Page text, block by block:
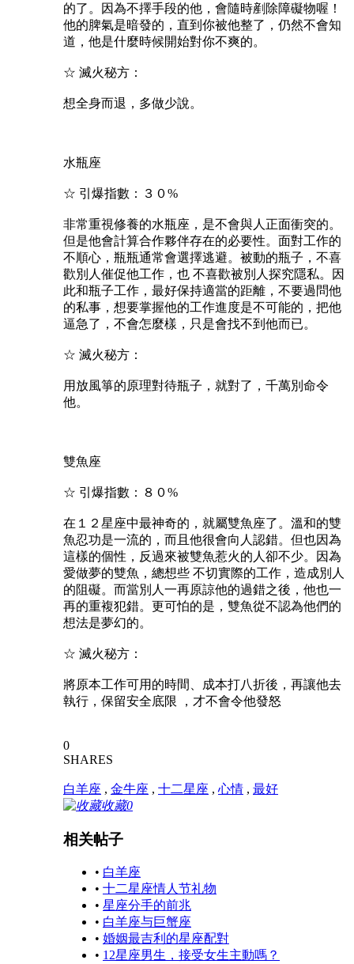
的了。因為不擇手段的他，會隨時剷除障礙物喔！
他的脾氣是暗發的，直到你被他整了，仍然不會知
道，他是什麼時候開始對你不爽的。
☆ 滅火秘方：
想全身而退，多做少說。
水瓶座
☆ 引爆指數：３０%
非常重視修養的水瓶座，是不會與人正面衝突的。
但是他會計算合作夥伴存在的必要性。面對工作的
不順心，瓶瓶通常會選擇逃避。被動的瓶子，不喜
歡別人催促他工作，也 不喜歡被別人探究隱私。因
此和瓶子工作，最好保持適當的距離，不要過問他
的私事，想要掌握他的工作進度是不可能的，把他
逼急了，不會怎麼樣，只是會找不到他而已。
☆ 滅火秘方：
用放風箏的原理對待瓶子，就對了，千萬別命令
他。
雙魚座
☆ 引爆指數：８０%
在１２星座中最神奇的，就屬雙魚座了。溫和的雙
魚忍功是一流的，而且他很會向人認錯。但也因為
這樣的個性，反過來被雙魚惹火的人卻不少。因為
愛做夢的雙魚，總想些 不切實際的工作，造成別人
的阻礙。而當別人一再原諒他的過錯之後，他也一
再的重複犯錯。更可怕的是，雙魚從不認為他們的
想法是夢幻的。
☆ 滅火秘方：
將原本工作可用的時間、成本打八折後，再讓他去
執行，保留安全底限 ，才不會令他發怒
0
SHARES
白羊座 , 金牛座 , 十二星座 , 心情 , 最好
收藏0
相关帖子
• 白羊座
• 十二星座情人节礼物
• 星座分手的前兆
• 白羊座与巨蟹座
• 婚姻最吉利的星座配對
• 12星座男生，接受女生主動嗎？